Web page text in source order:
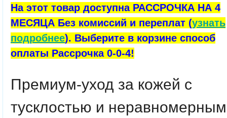
На этот товар доступна РАССРОЧКА НА 4
МЕСЯЦА Без комиссий и переплат (узнать
подробнее). Выберите в корзине способ
оплаты Рассрочка 0-0-4!
Премиум-уход за кожей с
тусклостью и неравномерным